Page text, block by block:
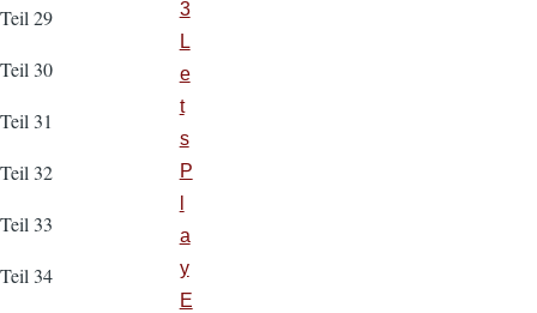
Teil 29
Teil 30
Teil 31
Teil 32
Teil 33
Teil 34
3
L
e
t
s
P
a
y
E